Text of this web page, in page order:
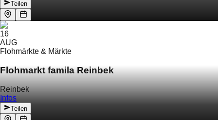
Teilen
16
AUG
Flohmärkte & Märkte
Flohmarkt famila Reinbek
Reinbek
Infos
Teilen